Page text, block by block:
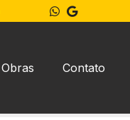
Obras Contato